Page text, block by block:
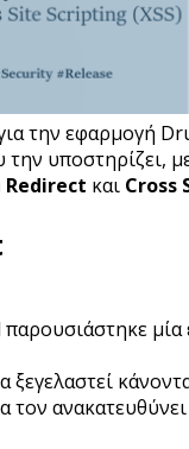
την εφαρμογή
υποστηρίζει,
Redirect και Cross
παρουσιάστηκε μία
τον